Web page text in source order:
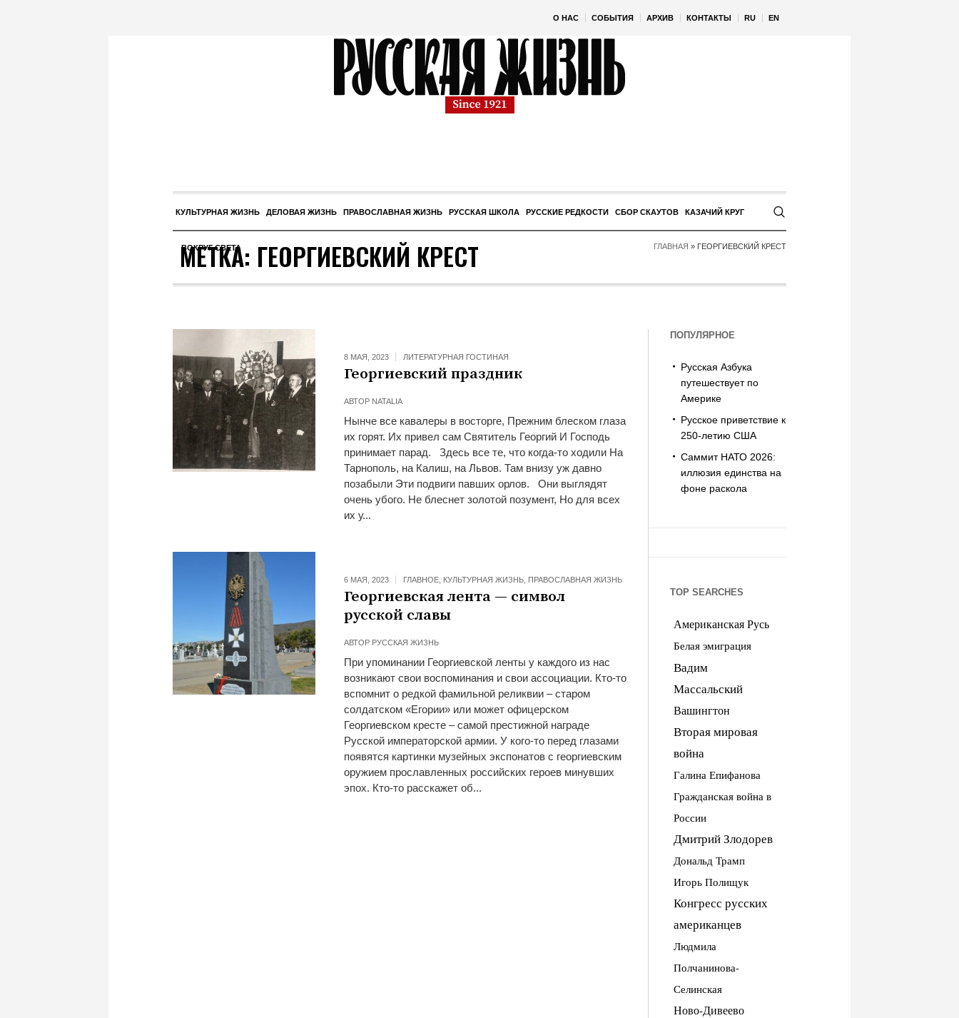
О НАС СОБЫТИЯ АРХИВ КОНТАКТЫ RU EN
КУЛЬТУРНАЯ ЖИЗНЬ ДЕЛОВАЯ ЖИЗНЬ ПРАВОСЛАВНАЯ ЖИЗНЬ РУССКАЯ ШКОЛА РУССКИЕ РЕДКОСТИ СБОР СКАУТОВ КАЗАЧИЙ КРУГ
ВОКРУГ СВЕТА
МЕТКА: ГЕОРГИЕВСКИЙ КРЕСТ ГЛАВНАЯ » ГЕОРГИЕВСКИЙ КРЕСТ
8 МАЯ, 2023 ЛИТЕРАТУРНАЯ ГОСТИНАЯ
Георгиевский праздник
АВТОР NATALIA
Нынче все кавалеры в восторге, Прежним блеском глаза
их горят. Их привел сам Святитель Георгий И Господь
принимает парад. Здесь все те, что когда-то ходили На
Тарнополь, на Калиш, на Львов. Там внизу уж давно
позабыли Эти подвиги павших орлов. Они выглядят
очень убого. Не блеснет золотой позумент, Но для всех
их у...
6 МАЯ, 2023 ГЛАВНОЕ, КУЛЬТУРНАЯ ЖИЗНЬ, ПРАВОСЛАВНАЯ ЖИЗНЬ
Георгиевская лента — символ
русской славы
АВТОР РУССКАЯ ЖИЗНЬ
При упоминании Георгиевской ленты у каждого из нас
возникают свои воспоминания и свои ассоциации. Кто-то
вспомнит о редкой фамильной реликвии – старом
солдатском «Егории» или может офицерском
Георгиевском кресте – самой престижной награде
Русской императорской армии. У кого-то перед глазами
появятся картинки музейных экспонатов с георгиевским
оружием прославленных российских героев минувших
эпох. Кто-то расскажет об...
ПОПУЛЯРНОЕ
Русская Азбука
путешествует по
Америке
Русское приветствие к
250-летию США
Саммит НАТО 2026:
иллюзия единства на
фоне раскола
TOP SEARCHES
Американская Русь
Белая эмиграция
Вадим
Массальский
Вашингтон
Вторая мировая
война
Галина Епифанова
Гражданская война в
России
Дмитрий Злодорев
Дональд Трамп
Игорь Полищук
Конгресс русских
американцев
Людмила
Полчанинова-
Селинская
Ново-Дивеево